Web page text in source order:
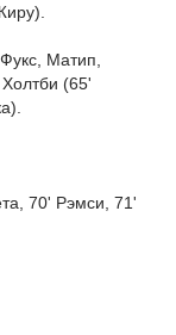
Матип,
(65'
70' Рэмси, 71'